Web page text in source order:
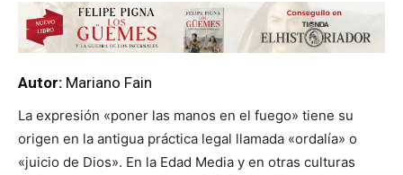
Autor: Mariano Fain
La expresión «poner las manos en el fuego» tiene su
origen en la antigua práctica legal llamada «ordalía» o
«juicio de Dios». En la Edad Media y en otras culturas